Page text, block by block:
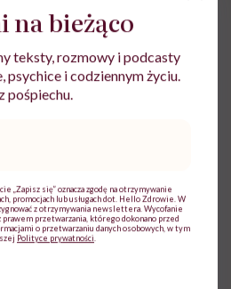
i pielęgnacją urody.
na bieżąco
teksty, rozmowy i podcasty
psychice i codziennym życiu.
pośpiechu.
„Zapisz się” oznacza zgodę na otrzymywanie
promocjach lub usługach dot. Hello Zdrowie. W
z otrzymywania newslettera. Wycofanie
prawem przetwarzania, którego dokonano przed
o przetwarzaniu danych osobowych, w tym
Polityce prywatności